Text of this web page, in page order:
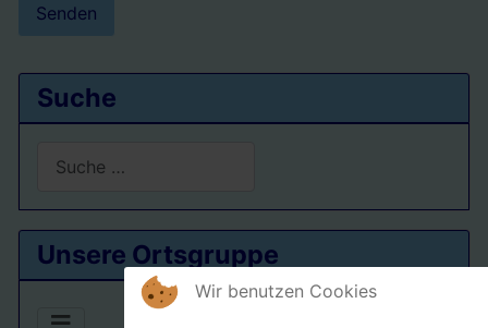
Suche
Unsere Ortsgruppe
Senden
Wir benutzen Cookies